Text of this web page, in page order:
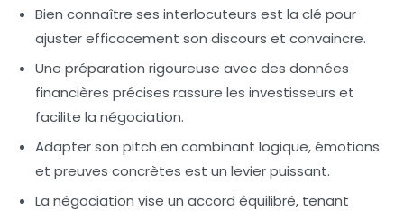
Bien connaître ses interlocuteurs est la clé pour
ajuster efficacement son discours et convaincre.
Une préparation rigoureuse avec des données
financières précises rassure les investisseurs et
facilite la négociation.
Adapter son pitch en combinant logique, émotions
et preuves concrètes est un levier puissant.
La négociation vise un accord équilibré, tenant